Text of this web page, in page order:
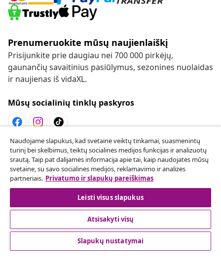
Prenumeruokite mūsų naujienlaiškį
Prisijunkite prie daugiau nei 700 000 pirkėjų,
gaunančių savaitinius pasiūlymus, sezonines nuolaidas
ir naujienas iš vidaXL.
Mūsų socialinių tinklų paskyros
Sutarties atsisakymas
Pateikite prašymą atsisakyti užsakymo.
Sutarties atsisakymas
Klientų aptarnavimas
Naudojame slapukus, kad svetainė veiktų tinkamai, suasmenintų
turinį bei skelbimus, teiktų socialinės medijos funkcijas ir analizuotų
srautą. Taip pat dalijamės informacija apie tai, kaip naudojatės mūsų
svetaine, su savo socialinės medijos, reklamavimo ir analizės
partneriais. Privatumo ir slapukų pareiškimas
Leisti visus slapukus
Atsisakyti visų
Slapukų nustatymai